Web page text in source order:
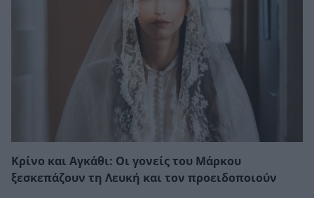
Κρίνο και Αγκάθι: Οι γονείς του Μάρκου
ξεσκεπάζουν τη Λευκή και τον προειδοποιούν